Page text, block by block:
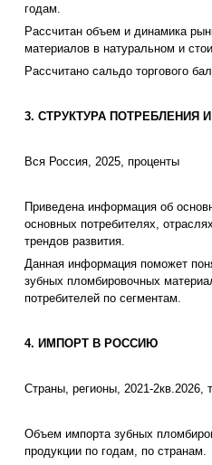
годам.
Рассчитан объем и динамика
материалов в натуральном и
Рассчитано сальдо торгового
3. СТРУКТУРА ПОТРЕБЛЕНИЯ
Вся Россия, 2025, проценты
Приведена информация об
основных потребителях,
трендов развития.
Данная информация поможет
зубных пломбировочных
потребителей по сегментам.
4. ИМПОРТ В РОССИЮ
Страны, регионы, 2021-2кв.2026,
Объем импорта зубных
продукции по годам, по странам.